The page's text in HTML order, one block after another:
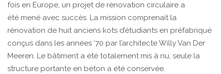
fois en Europe, un projet de rénovation circulaire a
été mené avec succès. La mission comprenait la
rénovation de huit anciens kots d’étudiants en préfabriqué
conçus dans les années ’70 par l’architecte Willy Van Der
Meeren. Le bâtiment a été totalement mis à nu, seule la
structure portante en béton a été conservée.